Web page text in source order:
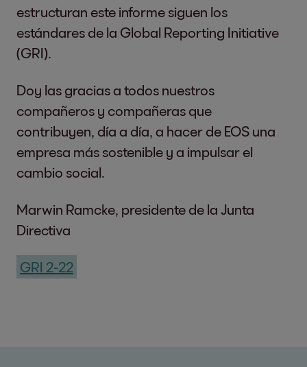
estructuran este informe siguen los
estándares de la Global Reporting Initiative
(GRI).
Doy las gracias a todos nuestros
compañeros y compañeras que
contribuyen, día a día, a hacer de EOS una
empresa más sostenible y a impulsar el
cambio social.
Marwin Ramcke, presidente de la Junta
Directiva
GRI 2-22